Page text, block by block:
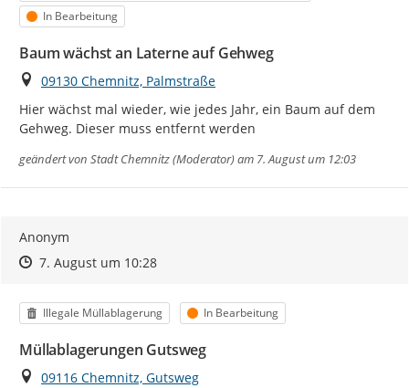
Status
In Bearbeitung
Baum wächst an Laterne auf Gehweg
Ort
09130 Chemnitz, Palmstraße
Hier wächst mal wieder, wie jedes Jahr, ein Baum auf dem
Gehweg. Dieser muss entfernt werden
geändert von Stadt Chemnitz (Moderator)am 7. August um 12:03
Anonym
Zeitpunkt des Erstellens
Zeitpunkt des Erstellens
7. August um 10:28Zur Äußerung
Kategorie
Illegale Müllablagerung Status
In Bearbeitung
Müllablagerungen Gutsweg
Ort
09116 Chemnitz, Gutsweg